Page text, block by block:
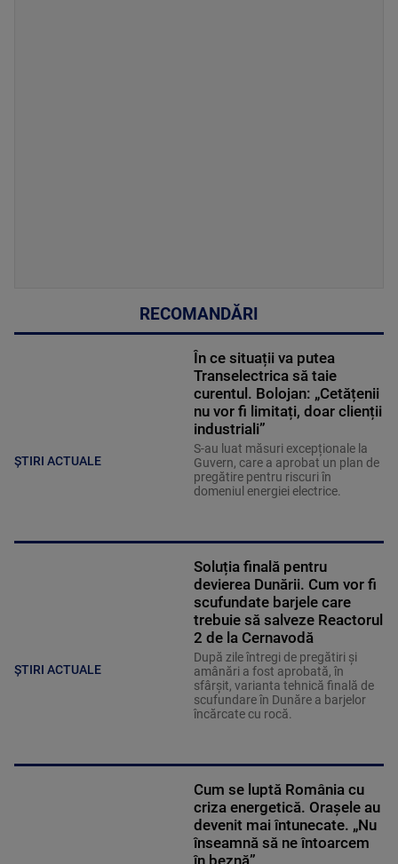
RECOMANDĂRI
ȘTIRI ACTUALE
În ce situații va putea
Transelectrica să taie
curentul. Bolojan: „Cetățenii
nu vor fi limitați, doar clienții
industriali”
S-au luat măsuri excepționale la
Guvern, care a aprobat un plan de
pregătire pentru riscuri în
domeniul energiei electrice.
ȘTIRI ACTUALE
Soluția finală pentru
devierea Dunării. Cum vor fi
scufundate barjele care
trebuie să salveze Reactorul
2 de la Cernavodă
După zile întregi de pregătiri și
amânări a fost aprobată, în
sfârșit, varianta tehnică finală de
scufundare în Dunăre a barjelor
încărcate cu rocă.
Cum se luptă România cu
criza energetică. Orașele au
devenit mai întunecate. „Nu
înseamnă să ne întoarcem